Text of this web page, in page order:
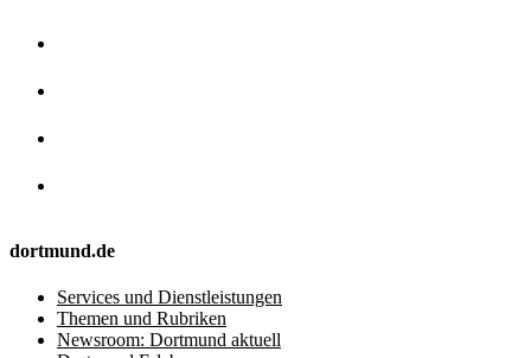
dortmund.de
Services und Dienstleistungen
Themen und Rubriken
Newsroom: Dortmund aktuell